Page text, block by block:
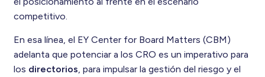
competitivo.
En esa línea, el EY Center for Board Matters (CBM)
adelanta que potenciar a los CRO es un imperativo para
los directorios, para impulsar la gestión del riesgo y el